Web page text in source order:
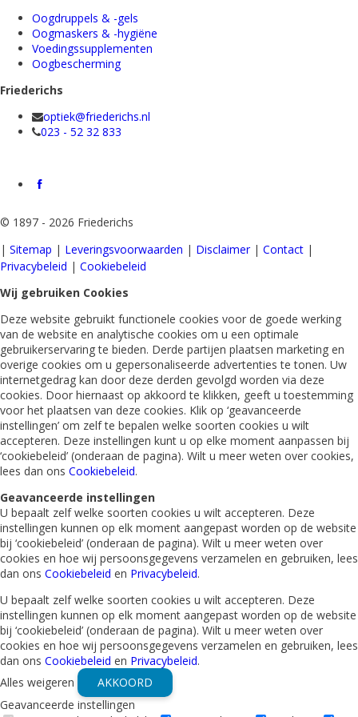
Oogdruppels & -gels
Oogmaskers & -hygiëne
Voedingssupplementen
Oogbescherming
Friederichs
optiek@friederichs.nl
023 - 52 32 833
© 1897 - 2026 Friederichs
| Sitemap | Leveringsvoorwaarden | Disclaimer | Contact |
Privacybeleid | Cookiebeleid
Wij gebruiken Cookies
Deze website gebruikt functionele cookies voor de goede werking
van de website en analytische cookies om u een optimale
gebruikerservaring te bieden. Derde partijen plaatsen marketing en
overige cookies om u gepersonaliseerde advertenties te tonen. Uw
internetgedrag kan door deze derden gevolgd worden via deze
cookies. Door hiernaast op akkoord te klikken, geeft u toestemming
voor het plaatsen van deze cookies. Klik op ‘geavanceerde
instellingen’ om zelf te bepalen welke soorten cookies u wilt
accepteren. Deze instellingen kunt u op elke moment aanpassen bij
‘cookiebeleid’ (onderaan de pagina). Wilt u meer weten over cookies,
lees dan ons Cookiebeleid.
Geavanceerde instellingen
U bepaalt zelf welke soorten cookies u wilt accepteren. Deze
instellingen kunnen op elk moment aangepast worden op de website
bij ‘cookiebeleid’ (onderaan de pagina). Wilt u meer weten over
cookies en hoe wij persoonsgegevens verzamelen en gebruiken, lees
dan ons Cookiebeleid en Privacybeleid.
U bepaalt zelf welke soorten cookies u wilt accepteren. Deze
instellingen kunnen op elk moment aangepast worden op de website
bij ‘cookiebeleid’ (onderaan de pagina). Wilt u meer weten over
cookies en hoe wij persoonsgegevens verzamelen en gebruiken, lees
dan ons Cookiebeleid en Privacybeleid.
Alles weigeren
AKKOORD
Geavanceerde instellingen